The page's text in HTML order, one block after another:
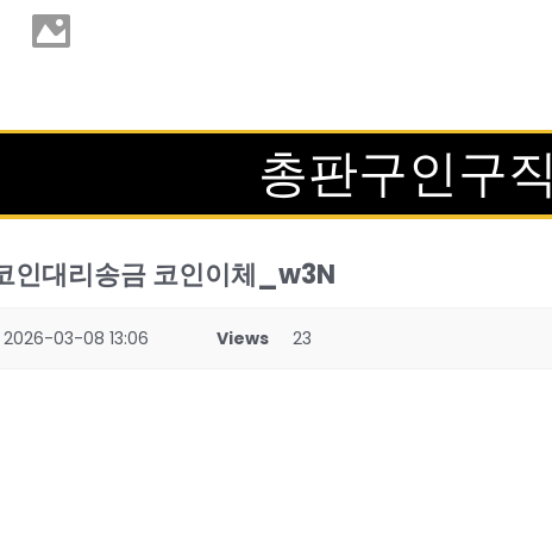
총판구인구직
인대리송금 코인이체_w3N
2026-03-08 13:06 Views 23